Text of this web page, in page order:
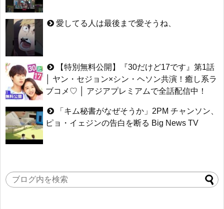
タル開始！
(ENG SUB) Behind The Scene Hyun Bin 현빈❤️ 손예진 Son Ye Jin-
Crash Landing On You/ヒョンビン❤️ソンイェジン / エンジョイ❕
ユン・ギュンサン、番組にも登場した愛猫が急死…イ・ソンギョン
ら同僚芸能人から慰めの言葉が続々 – Taka News
キム・レウォンの影絵遊び！？「黒騎士～永遠の約束～」メイキン
グを一部公開（DVD-SET2特典映像より）
Powered by livedoor 相互RSS
【裏芸能】キムユジョンの熱愛彼氏はあの大物俳優
しょ？” Big News TV
キム・ユジョン、新ドラマ「まず熱く掃除せよ」に出演確定…“台本
を見た瞬間惹かれた” 20180123
幻の王女チャミョンゴ エンディング
YUCHUN ♥ LOVE 15 「成均館 5話」
[Fan MV]七日の王妃(7일의 왕비)OST – 정기고 (Junggigo) – 그리고
그려도 (Miss You In My Heart)
俳優カン・ギヨン、突然の熱愛宣言…「キム秘書がなぜそうか」出
演で話題 Big News TV
愛してる人は最後まで愛そうね、
【特別無料公開】『30だけど17です』第1話
│ ヤン・セジョン×シン・ヘソン共演！癒し系ラ
ブコメ♡ │ アジアプレミアムで全話配信中！
「キム秘書がなぜそうか」2PM チャンソン、
ピョ・イェジンの告白を断る Big News TV